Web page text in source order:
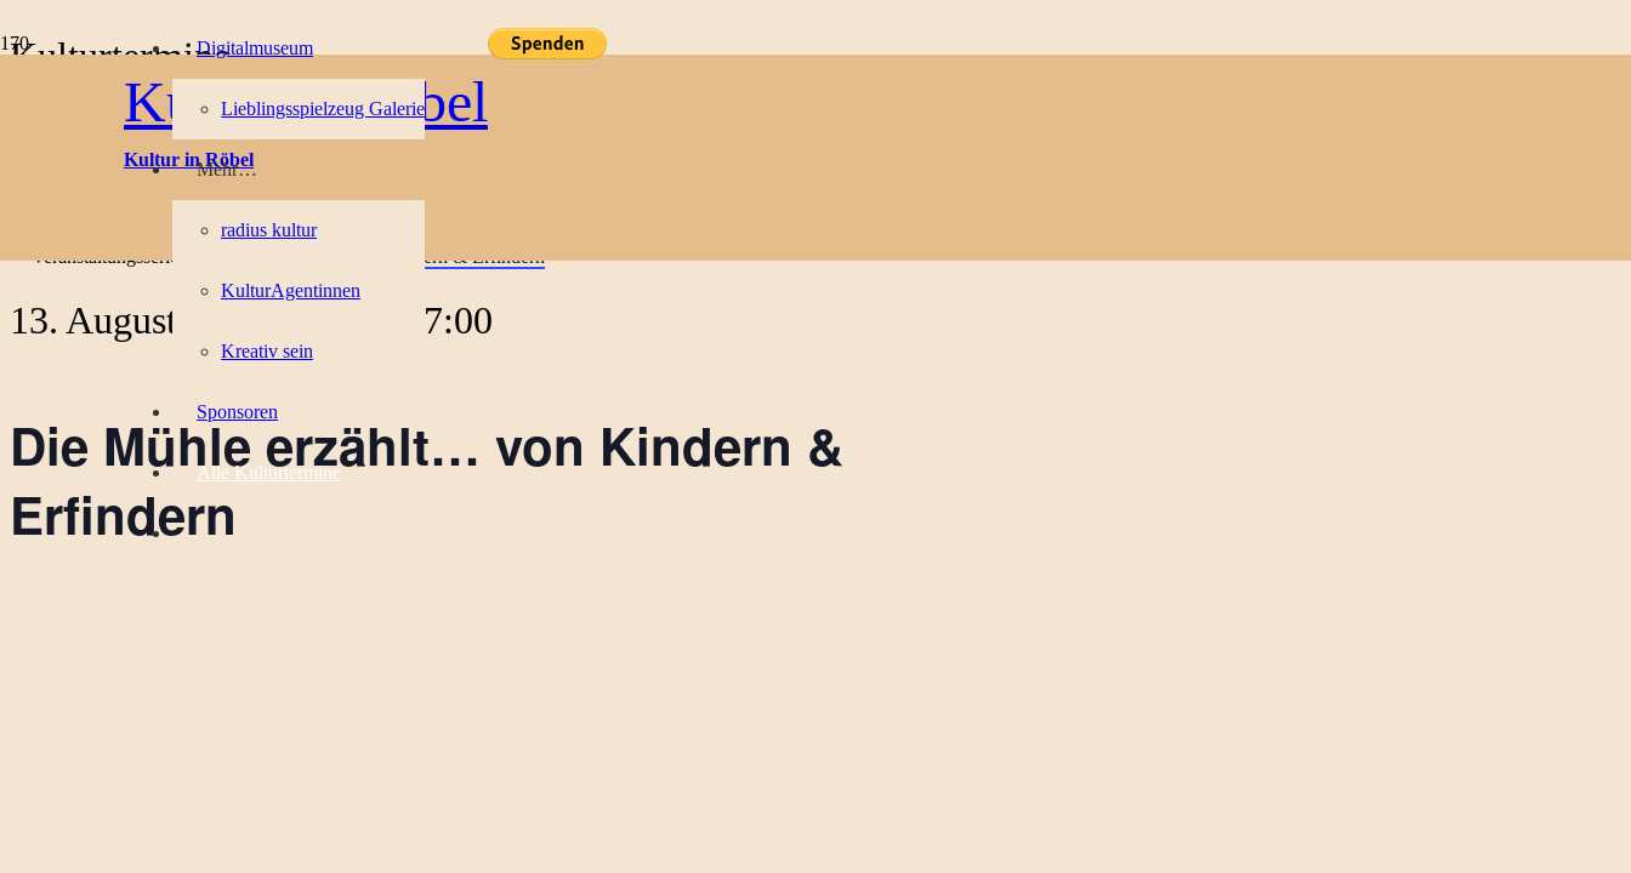
Kultur in Röbel
Kultur in Röbel
Digitalmuseum
Lieblingsspielzeug Galerie
Mehr…
radius kultur
KulturAgentinnen
Kreativ sein
Sponsoren
Alle Kulturtermine
Kulturtermine
« Alle Veranstaltungen
Veranstaltungsserie: Die Mühle erzählt… von Kindern & Erfindern
13. August 2022, 11:00 17:00
Die Mühle erzählt… von Kindern &
Erfindern